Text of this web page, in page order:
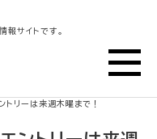
報サイトです。
リーは来週木曜まで！